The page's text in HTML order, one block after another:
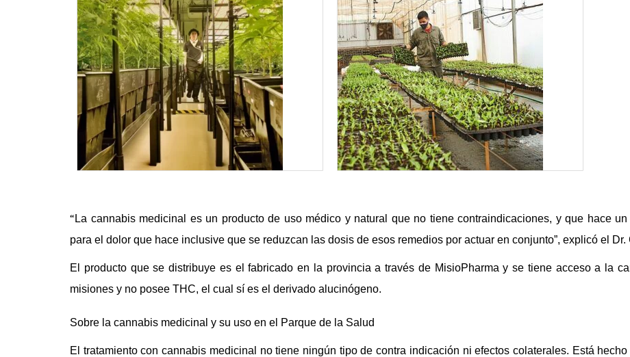
“ La cannabis medicinal es un producto de uso médico y natural que no tiene contraindicaciones, y que hace
para el dolor que hace inclusive que se reduzcan las dosis de esos remedios por actuar en conjunto”, explicó el Dr.
El producto que se distribuye es el fabricado en la provincia a través de MisioPharma y se tiene acceso a la
misiones y no posee THC, el cual sí es el derivado alucinógeno.
Sobre la cannabis medicinal y su uso en el Parque de la Salud
El tratamiento con cannabis medicinal no tiene ningún tipo de contra indicación ni efectos colaterales. Está